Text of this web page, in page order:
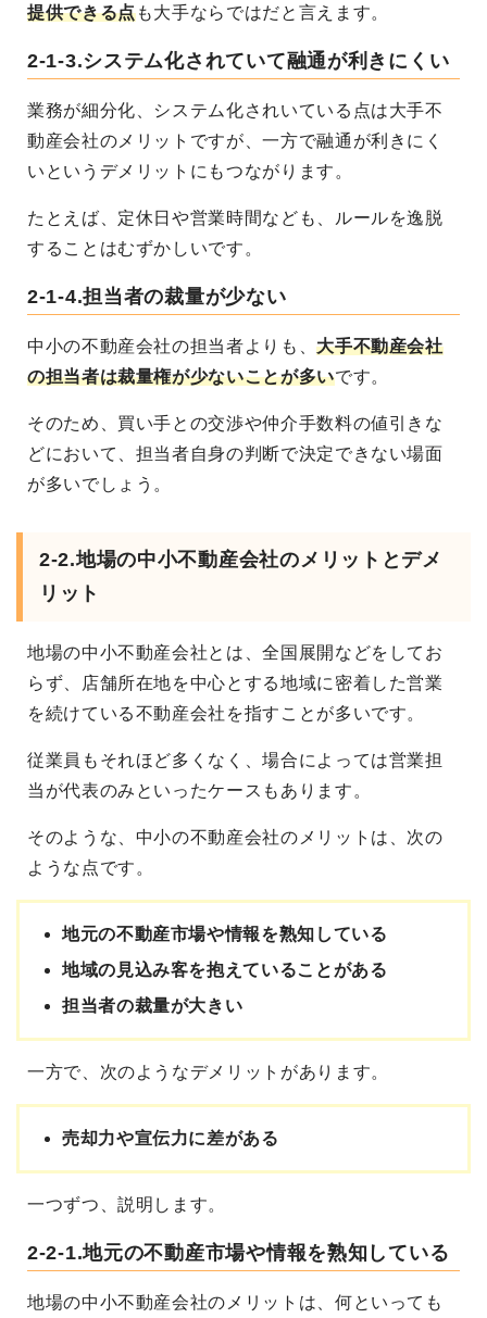
提供できる点も大手ならではだと言えます。
2-1-3.システム化されていて融通が利きにくい
業務が細分化、システム化されいている点は大手不
動産会社のメリットですが、一方で融通が利きにく
いというデメリットにもつながります。
たとえば、定休日や営業時間なども、ルールを逸脱
することはむずかしいです。
2-1-4.担当者の裁量が少ない
中小の不動産会社の担当者よりも、大手不動産会社
の担当者は裁量権が少ないことが多いです。
そのため、買い手との交渉や仲介手数料の値引きな
どにおいて、担当者自身の判断で決定できない場面
が多いでしょう。
2-2.地場の中小不動産会社のメリットとデメ
リット
地場の中小不動産会社とは、全国展開などをしてお
らず、店舗所在地を中心とする地域に密着した営業
を続けている不動産会社を指すことが多いです。
従業員もそれほど多くなく、場合によっては営業担
当が代表のみといったケースもあります。
そのような、中小の不動産会社のメリットは、次の
ような点です。
地元の不動産市場や情報を熟知している
地域の見込み客を抱えていることがある
担当者の裁量が大きい
一方で、次のようなデメリットがあります。
売却力や宣伝力に差がある
一つずつ、説明します。
2-2-1.地元の不動産市場や情報を熟知している
地場の中小不動産会社のメリットは、何といっても